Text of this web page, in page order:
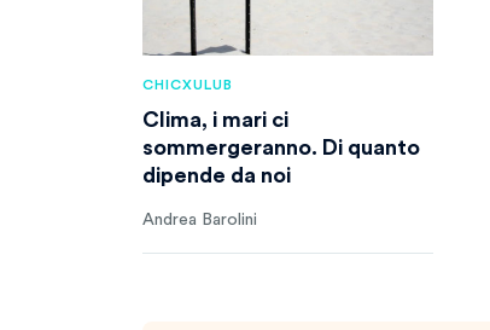
CHICXULUB
Clima, i mari ci
sommergeranno. Di quanto
dipende da noi
Andrea Barolini